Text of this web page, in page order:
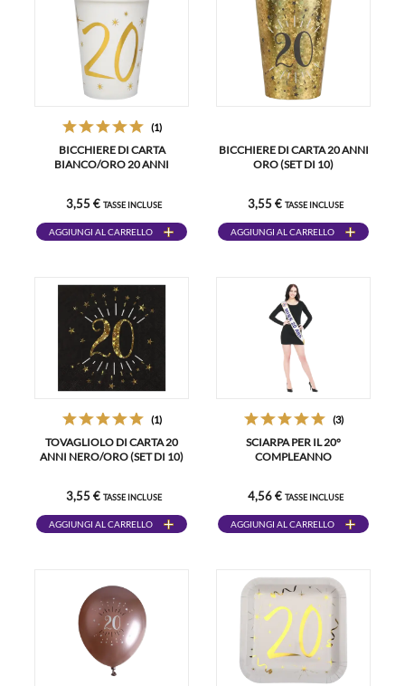
(1)
BICCHIERE DI CARTA
BIANCO/ORO 20 ANNI
3,55 € TASSE INCLUSE
AGGIUNGI AL CARRELLO
BICCHIERE DI CARTA 20 ANNI
ORO (SET DI 10)
3,55 € TASSE INCLUSE
AGGIUNGI AL CARRELLO
(1)
TOVAGLIOLO DI CARTA 20
ANNI NERO/ORO (SET DI 10)
3,55 € TASSE INCLUSE
AGGIUNGI AL CARRELLO
(3)
SCIARPA PER IL 20°
COMPLEANNO
4,56 € TASSE INCLUSE
AGGIUNGI AL CARRELLO